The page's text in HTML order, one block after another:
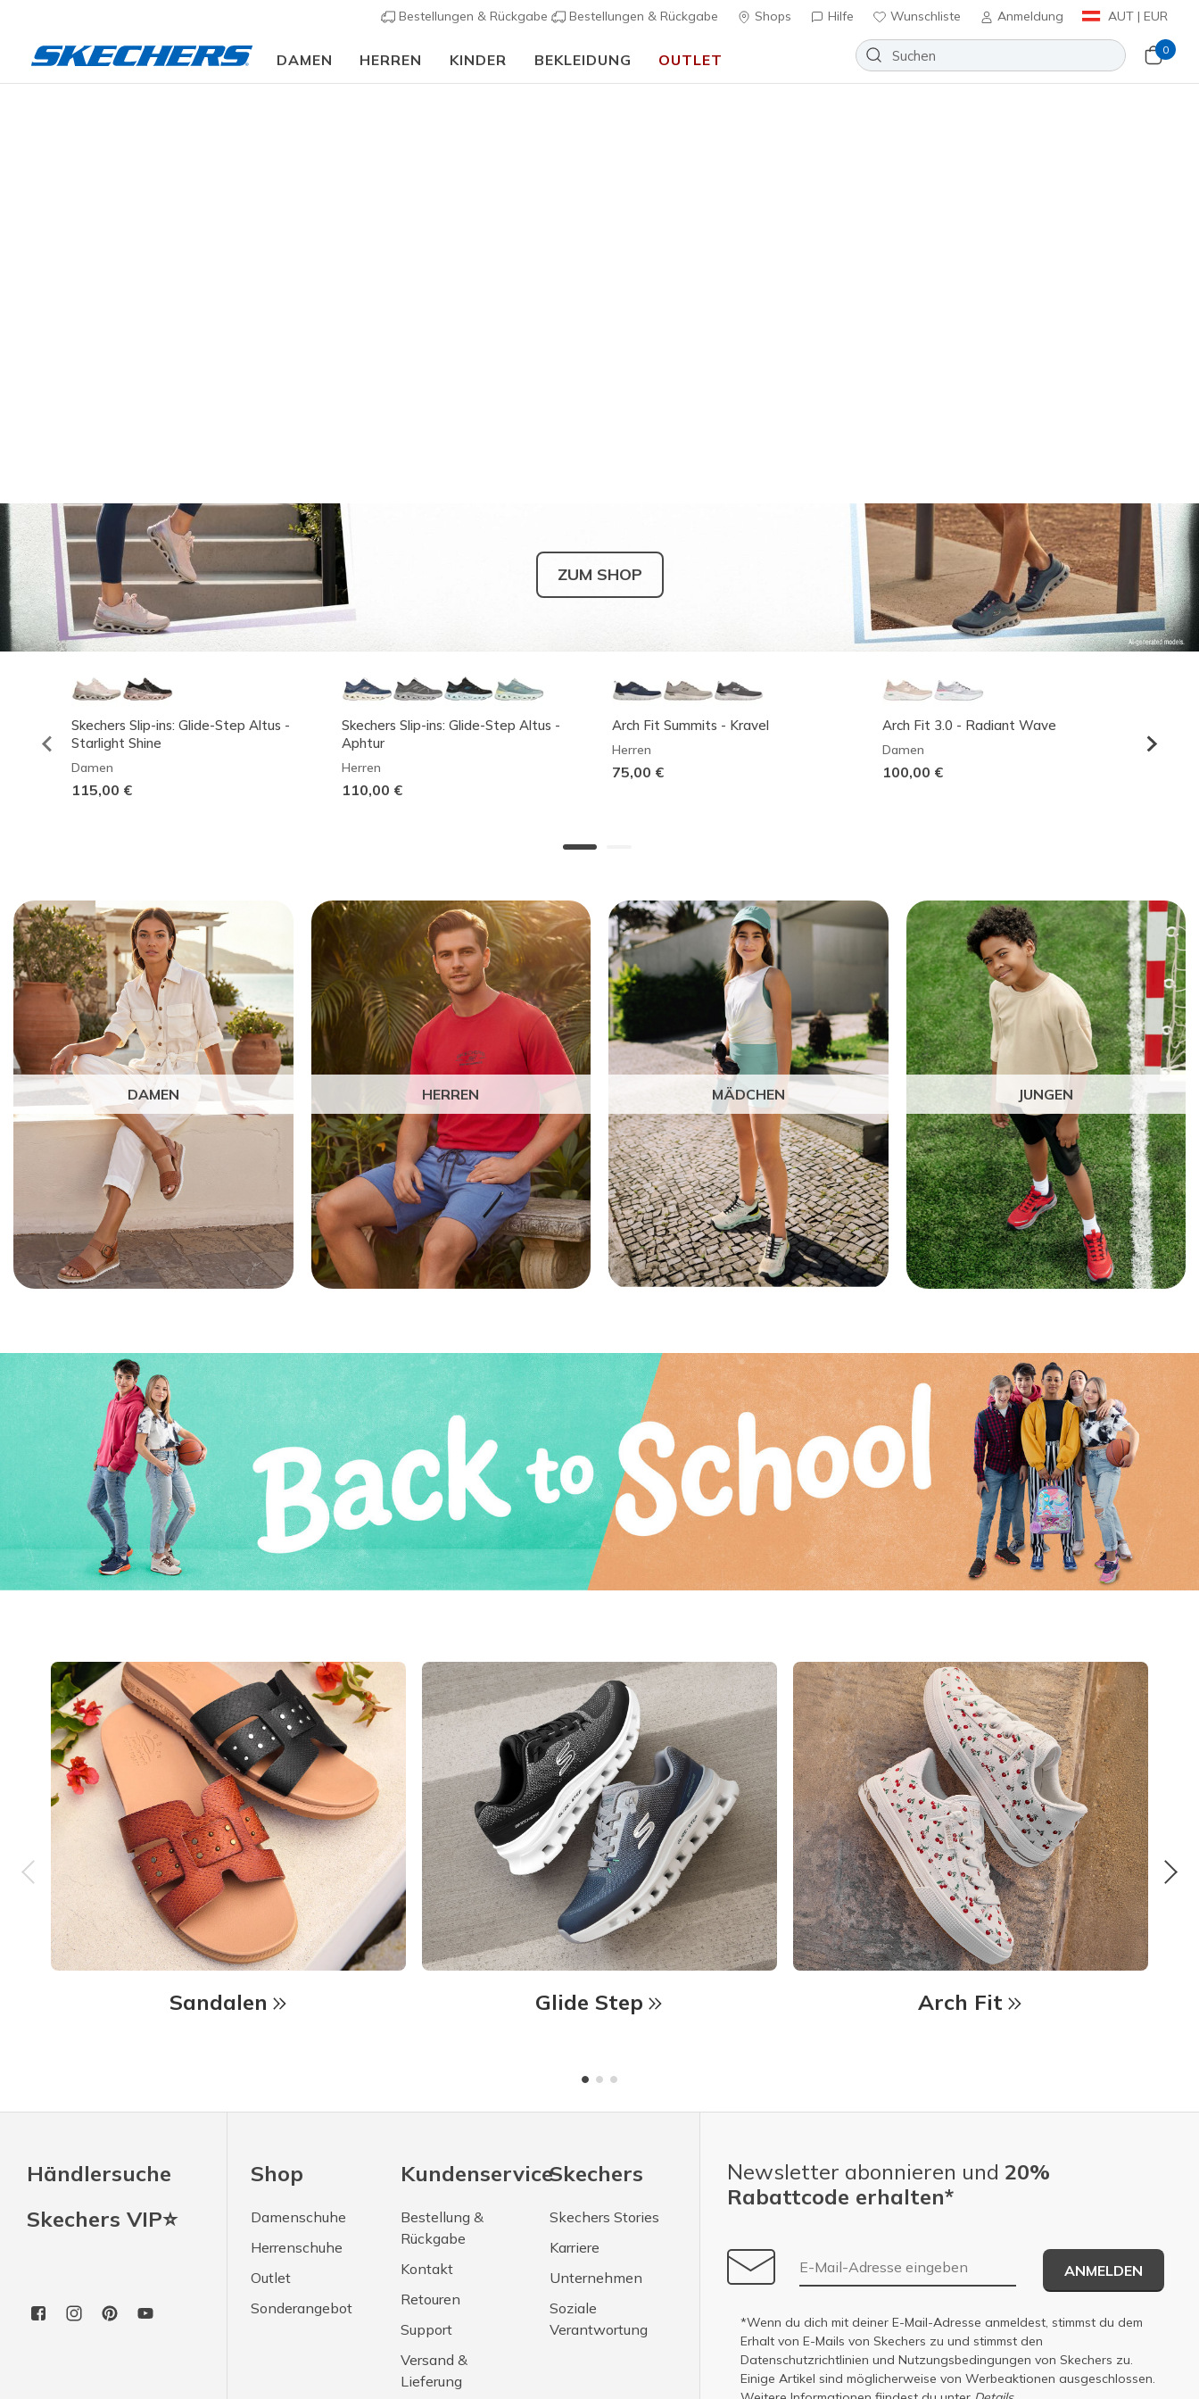
Bestellungen & Rückgabe Bestellungen & Rückgabe Shops Hilfe Wunschliste Anmeldung AUT | EUR
DAMEN HERREN KINDER BEKLEIDUNG OUTLET
0
ZUM SHOP
Skechers Slip-ins: Glide-Step Altus -
Starlight Shine
Damen
115,00 €
Skechers Slip-ins: Glide-Step Altus -
Aphtur
Herren
110,00 €
Arch Fit Summits - Kravel
Herren
75,00 €
Arch Fit 3.0 - Radiant Wave
Damen
100,00 €
Herren
DAMEN HERREN MÄDCHEN JUNGEN
Sandalen Glide Step Arch Fit
Händlersuche
Skechers VIP⭐
Shop
Damenschuhe
Herrenschuhe
Outlet
Sonderangebot
Kundenservice
Bestellung &
Rückgabe
Kontakt
Retouren
Support
Versand &
Lieferung
Skechers
Skechers Stories
Karriere
Unternehmen
Soziale
Verantwortung
Newsletter abonnieren und 20%
Rabattcode erhalten*
E-Mail-Adresse
ANMELDEN
*Wenn du dich mit deiner E-Mail-Adresse anmeldest, stimmst du dem
Erhalt von E-Mails von Skechers zu und stimmst den
Datenschutzrichtlinien und Nutzungsbedingungen von Skechers zu.
Einige Artikel sind möglicherweise von Werbeaktionen ausgeschlossen.